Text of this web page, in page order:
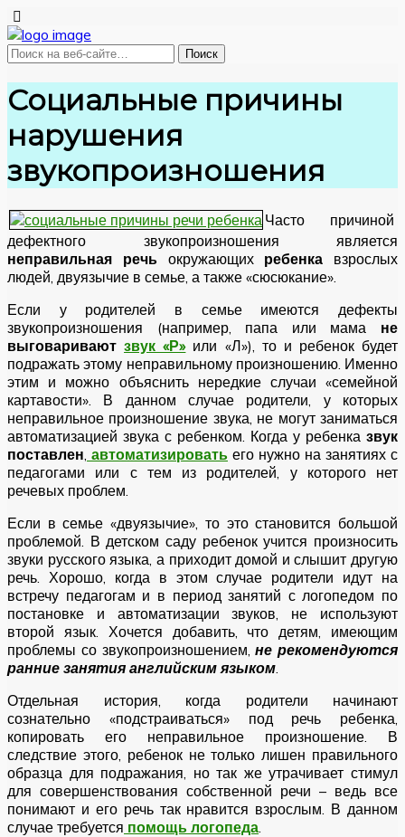
Социальные причины
нарушения
звукопроизношения
Часто причиной
дефектного звукопроизношения является
неправильная речьокружающих ребенка взрослых
людей, двуязычие в семье, а также «сюсюкание».
Если у родителей в семье имеются дефекты
звукопроизношения (например, папа или мама не
выговариваютзвук «Р»или «Л»), то и ребенок будет
подражать этому неправильному произношению. Именно
этим и можно объяснить нередкие случаи «семейной
картавости». В данном случае родители, у которых
неправильное произношение звука, не могут заниматься
автоматизацией звука с ребенком. Когда у ребенка звук
поставлен автоматизировать его нужно на занятиях с
педагогами или с тем из родителей, у которого нет
речевых проблем.
Если в семье «двуязычие», то это становится большой
проблемой. В детском саду ребенок учится произносить
звуки русского языка, а приходит домой и слышит другую
речь. Хорошо, когда в этом случае родители идут на
встречу педагогам и в период занятий с логопедом по
постановке и автоматизации звуков, не используют
второй язык. Хочется добавить, что детям, имеющим
проблемы со звукопроизношением,не рекомендуются
ранние занятия английским языком
Отдельная история, когда родители начинают
сознательно «подстраиваться» под речь ребенка,
копировать его неправильное произношение. В
следствие этого, ребенок не только лишен правильного
образца для подражания, но так же утрачивает стимул
для совершенствования собственной речи – ведь все
понимают и его речь так нравится взрослым. В данном
случае требуется помощь логопеда